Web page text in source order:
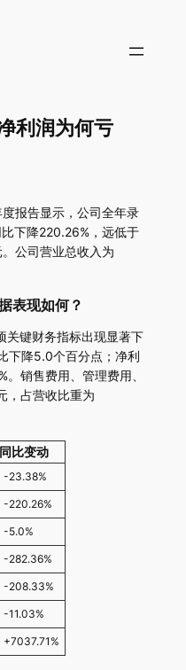
利润为何亏
报告显示，公司全年录
下降220.26%，远低于
公司营业总收入为
表现如何？
关键财务指标出现显著下
下降5.0个百分点；净利
销售费用、管理费用、
，占营收比重为
同比变动
-23.38%
-220.26%
-5.0%
-282.36%
-208.33%
-11.03%
+7037.71%